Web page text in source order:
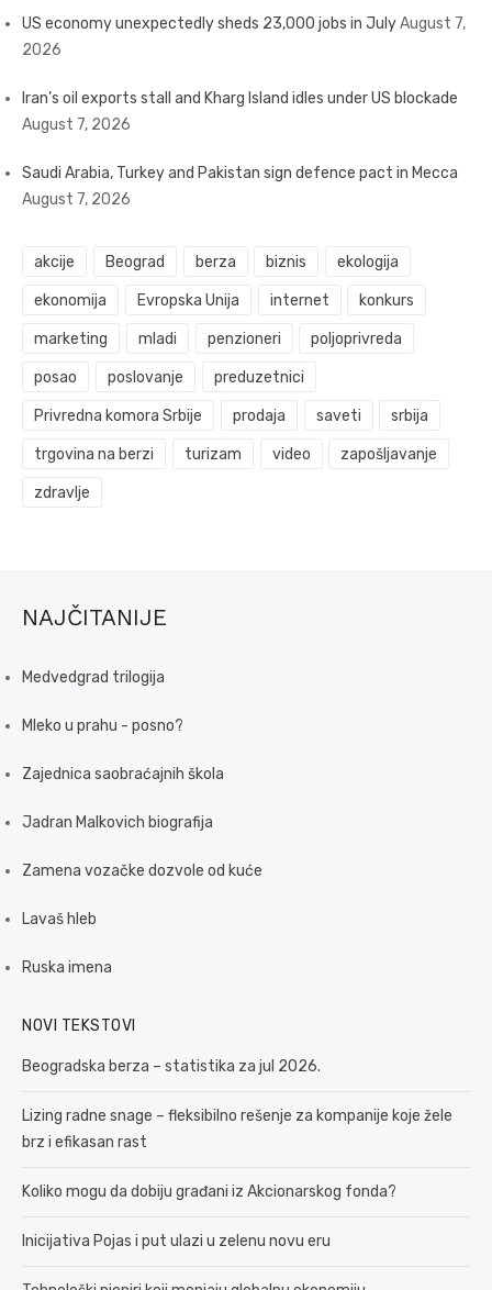
US economy unexpectedly sheds 23,000 jobs in JulyAugust 7,
2026
Iran’s oil exports stall and Kharg Island idles under US blockade
August 7, 2026
Saudi Arabia, Turkey and Pakistan sign defence pact in Mecca
August 7, 2026
akcije Beograd berza biznis ekologija
ekonomija Evropska Unija internet konkurs
marketing mladi penzioneri poljoprivreda
posao poslovanje preduzetnici
Privredna komora Srbije prodaja saveti srbija
trgovina na berzi turizam video zapošljavanje
zdravlje
NAJČITANIJE
Medvedgrad trilogija
Mleko u prahu - posno?
Zajednica saobraćajnih škola
Jadran Malkovich biografija
Zamena vozačke dozvole od kuće
Lavaš hleb
Ruska imena
NOVI TEKSTOVI
Beogradska berza – statistika za jul 2026.
Lizing radne snage – fleksibilno rešenje za kompanije koje žele
brz i efikasan rast
Koliko mogu da dobiju građani iz Akcionarskog fonda?
Inicijativa Pojas i put ulazi u zelenu novu eru